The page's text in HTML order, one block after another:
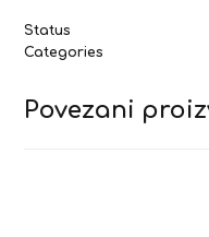
Status
Categories
Povezani